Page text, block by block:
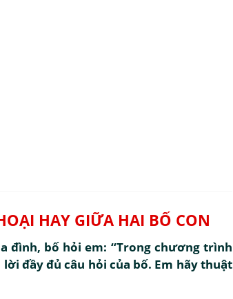
HAY GIỮA HAI BỐ CON
đình, bố hỏi em: “Trong chương trình
lời đầy đủ câu hỏi của bố. Em hãy thuật